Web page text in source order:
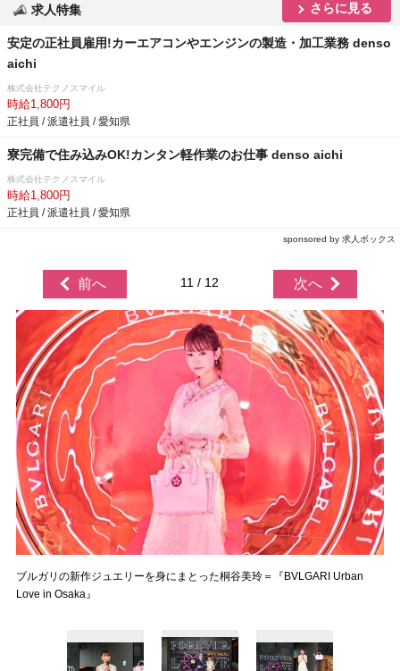
求人特集 さらに見る
安定の正社員雇用!カーエアコンやエンジンの製造・加工業務 denso
aichi
株式会社テクノスマイル
時給1,800円
正社員 / 派遣社員 / 愛知県
寮完備で住み込みOK!カンタン軽作業のお仕事 denso aichi
株式会社テクノスマイル
時給1,800円
正社員 / 派遣社員 / 愛知県
sponsored by 求人ボックス
前へ 11 / 12 次へ
ブルガリの新作ジュエリーを身にまとった桐谷美玲＝『BVLGARI Urban
Love in Osaka』